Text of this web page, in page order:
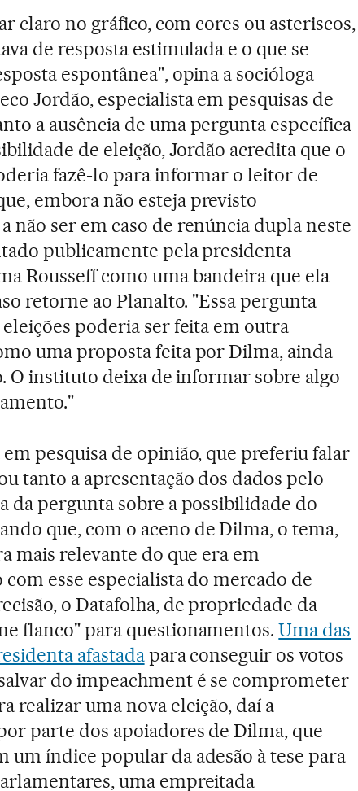
claro no gráfico, com cores ou asteriscos,
de resposta estimulada e o que se
espontânea", opina a socióloga
Jordão, especialista em pesquisas de
a ausência de uma pergunta específica
de eleição, Jordão acredita que o
fazê-lo para informar o leitor de
embora não esteja previsto
não ser em caso de renúncia dupla neste
publicamente pela presidenta
Rousseff como uma bandeira que ela
retorne ao Planalto. "Essa pergunta
poderia ser feita em outra
uma proposta feita por Dilma, ainda
O instituto deixa de informar sobre algo
pesquisa de opinião, que preferiu falar
tanto a apresentação dos dados pelo
da pergunta sobre a possibilidade do
que, com o aceno de Dilma, o tema,
mais relevante do que era em
esse especialista do mercado de
o Datafolha, de propriedade da
flanco" para questionamentos.Uma das
afastadapara conseguir os votos
do impeachment é se comprometer
realizar uma nova eleição, daí a
parte dos apoiadores de Dilma, que
um índice popular da adesão à tese para
uma empreitada